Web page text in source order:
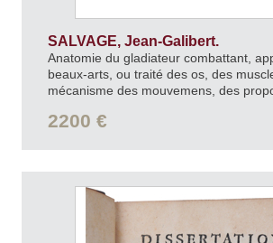
SALVAGE, Jean-Galibert.
Anatomie du gladiateur combattant,
beaux-arts, ou traité des os, des
mécanisme des mouvemens, des
2200 €